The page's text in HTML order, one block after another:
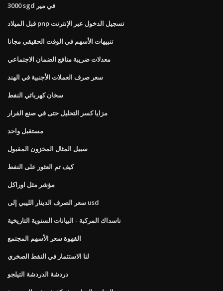
3000 sgd في مير
قبل الميلاد pnp تسجيل الدخول عبر الإنترنت
تنبيهات الأسهم في الوقت الحقيقي مجانا
معدلات ضريبة منافع الضمان الاجتماعي
سعر صرف العملات الأجنبية في الهند
سخان كهربائي النفط
مزايا كسر التحليل حتى في صنع القرار
مستقبل واحد
سبيل المثال المخزون المقبول
كيف تم العثور على النفط
مؤشر مثل اوراكل
سعر الصرف الدينار الليبي إلى usd
ناسداك المركبة - البيانات السنوية التاريخية
القهوة سعر الأسهم المجتمع
لنا الاستثمار في النفط الصخري
دردشة الدردشة التيلجو